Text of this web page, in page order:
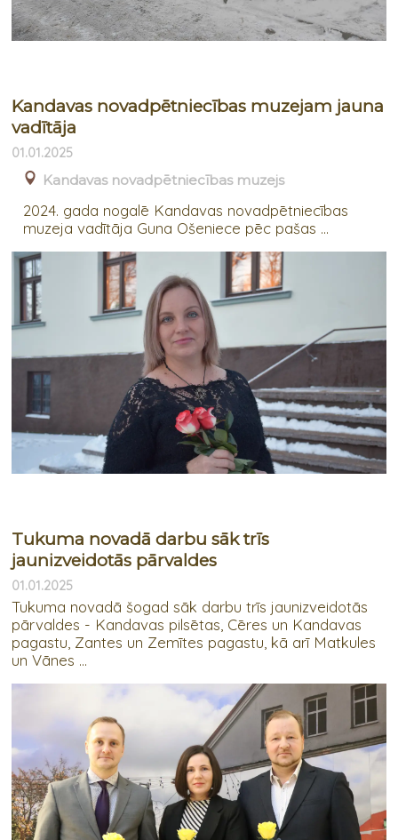
Kandavas novadpētniecības muzejam jauna
vadītāja
01.01.2025
Kandavas novadpētniecības muzejs
2024. gada nogalē Kandavas novadpētniecības
muzeja vadītāja Guna Ošeniece pēc pašas ...
Tukuma novadā darbu sāk trīs
jaunizveidotās pārvaldes
01.01.2025
Tukuma novadā šogad sāk darbu trīs jaunizveidotās
pārvaldes - Kandavas pilsētas, Cēres un Kandavas
pagastu, Zantes un Zemītes pagastu, kā arī Matkules
un Vānes ...